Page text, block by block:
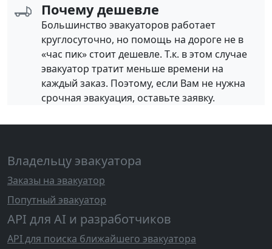
Почему дешевле
Большинство эвакуаторов работает
круглосуточно, но помощь на дороге не в
«час пик» стоит дешевле. Т.к. в этом случае
эвакуатор тратит меньше времени на
каждый заказ. Поэтому, если Вам не нужна
срочная эвакуация, оставьте заявку.
Владельцу эвакуатора
Заказы на эвакуатор
Попутный эвакуатор
API для AI и разработчиков
API для поиска ближайшего эвакуатора